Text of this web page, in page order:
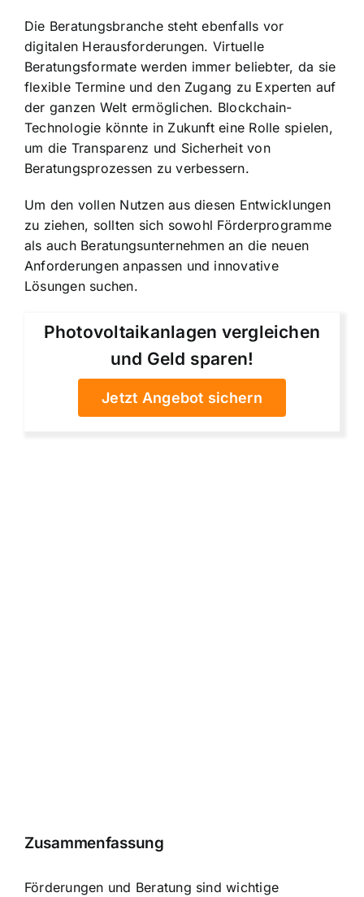
Die Beratungsbranche steht ebenfalls vor
digitalen Herausforderungen. Virtuelle
Beratungsformate werden immer beliebter, da sie
flexible Termine und den Zugang zu Experten auf
der ganzen Welt ermöglichen. Blockchain-
Technologie könnte in Zukunft eine Rolle spielen,
um die Transparenz und Sicherheit von
Beratungsprozessen zu verbessern.
Um den vollen Nutzen aus diesen Entwicklungen
zu ziehen, sollten sich sowohl Förderprogramme
als auch Beratungsunternehmen an die neuen
Anforderungen anpassen und innovative
Lösungen suchen.
Photovoltaikanlagen vergleichen
und Geld sparen!
Jetzt Angebot sichern
Zusammenfassung
Förderungen und Beratung sind wichtige